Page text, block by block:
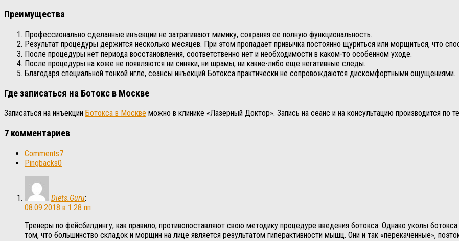
Преимущества
Профессионально сделанные инъекции не затрагивают мимику, сохраняя ее полную функциональность.
Результат процедуры держится несколько месяцев. При этом пропадает привычка постоянно щуриться или морщиться, что
После процедуры нет периода восстановления, соответственно нет и необходимости в каком-то особенном уходе.
После процедуры на коже не появляются ни синяки, ни шрамы, ни какие-либо еще негативные следы.
Благодаря специальной тонкой игле, сеансы инъекций Ботокса практически не сопровождаются дискомфортными ощущениями.
Где записаться на Ботокс в Москве
Записаться на инъекции Ботокса в Москве можно в клинике «Лазерный Доктор». Запись на сеанс и на консультацию производится по
7 комментариев
Comments7
Pingbacks0
Diets.Guru:
08.09.2018 в 1:28 пп
Тренеры по фейсбилдингу, как правило, противопоставляют свою методику процедуре введения ботокса. Однако уколы
том, что большинство складок и морщин на лице является результатом гиперактивности мышц. Они и так «перекаченные»,